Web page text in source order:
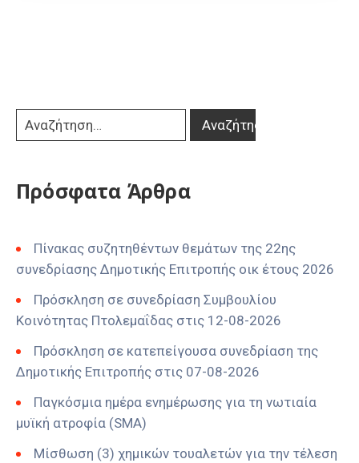
Πρόσφατα Άρθρα
Πίνακας συζητηθέντων θεμάτων της 22ης
συνεδρίασης Δημοτικής Επιτροπής οικ έτους 2026
Πρόσκληση σε συνεδρίαση Συμβουλίου
Κοινότητας Πτολεμαΐδας στις 12-08-2026
Πρόσκληση σε κατεπείγουσα συνεδρίαση της
Δημοτικής Επιτροπής στις 07-08-2026
Παγκόσμια ημέρα ενημέρωσης για τη νωτιαία
μυϊκή ατροφία (SMA)
Μίσθωση (3) χημικών τουαλετών για την τέλεση